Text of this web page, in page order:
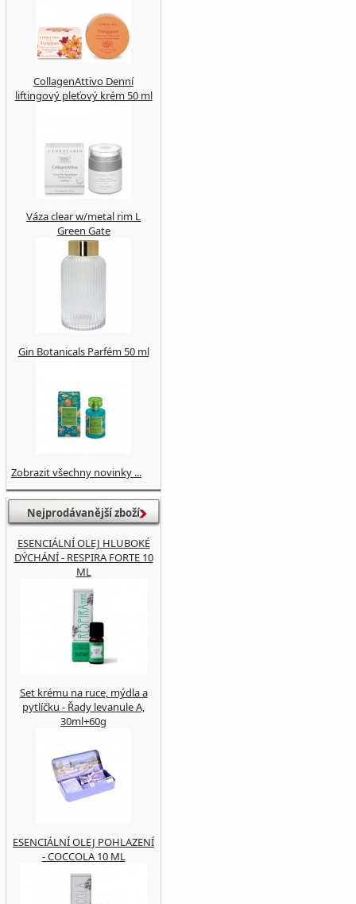
CollagenAttivo Denní
liftingový pleťový krém 50 ml
Váza clear w/metal rim L
Green Gate
Gin Botanicals Parfém 50 ml
Zobrazit všechny novinky ...
Nejprodávanější zboží
ESENCIÁLNÍ OLEJ HLUBOKÉ
DÝCHÁNÍ - RESPIRA FORTE 10
ML
Set krému na ruce, mýdla a
pytlíčku - Řady levanule A,
30ml+60g
ESENCIÁLNÍ OLEJ POHLAZENÍ
- COCCOLA 10 ML